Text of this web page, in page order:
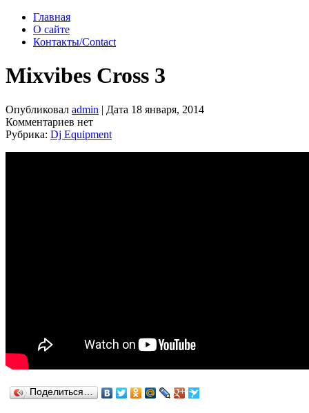
Главная
О сайте
Контакты/Contact
Mixvibes Cross 3
Опубликовал admin | Дата 18 января, 2014
Комментариев нет
Рубрика: Dj Equipment
Поделиться…